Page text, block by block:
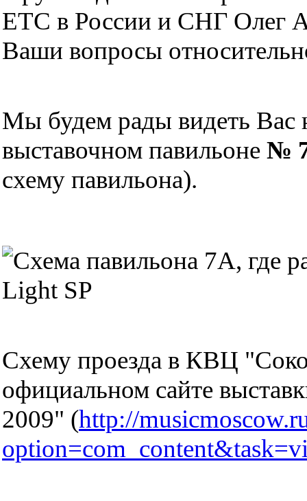
ЕТС в России и СНГ Олег
Ваши вопросы
Мы будем рады видеть Вас
выставочном павильоне №
схему павильона).
Схему проезда в КВЦ
официальном сайте
2009" (http://